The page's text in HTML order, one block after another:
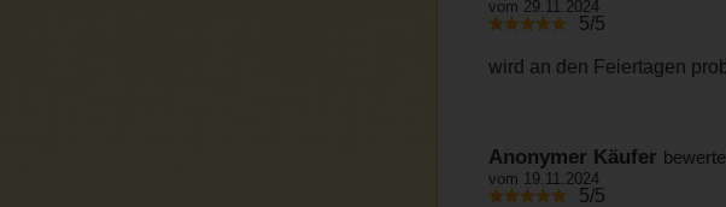
vom 29.11.2024
5/5
wird an den Feiertagen
Anonymer Käufer
vom 19.11.2024
5/5